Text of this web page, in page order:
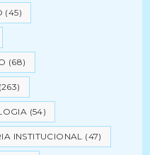
(45)
(68)
(263)
(54)
INSTITUCIONAL (47)